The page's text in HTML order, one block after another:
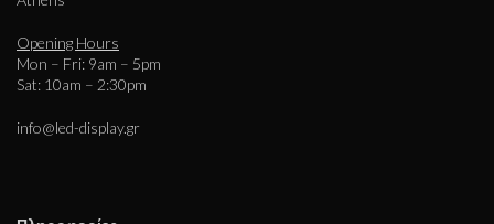
Opening Hours
Mon – Fri: 9am – 5pm
Sat: 10am – 2:30pm
info@led-display.gr